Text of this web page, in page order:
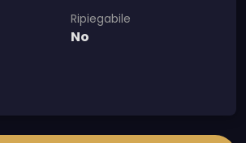
Ripiegabile
No